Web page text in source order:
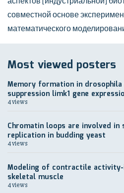
совместной основе
математического
Most viewed posters
Memory formation in
suppression limk1 gene
4 views
Chromatin loops are involved
replication in budding yeast
4 views
Modeling of contractile
skeletal muscle
4 views